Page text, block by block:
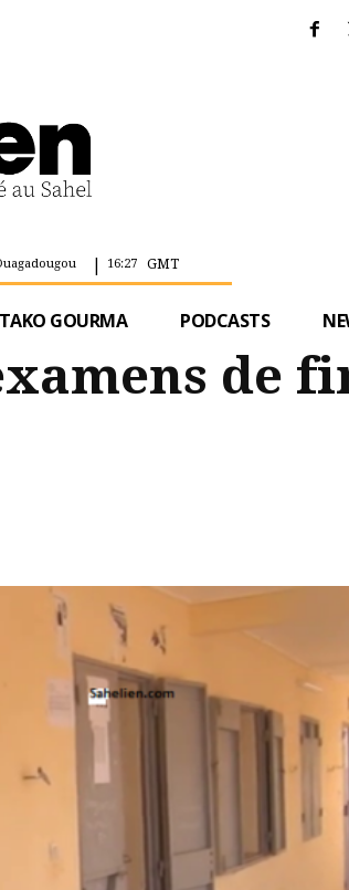
| 16:27 GMT
GOURMA PODCASTS
de